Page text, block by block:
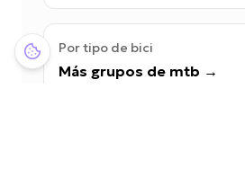
Por tipo de bici
Más grupos de mtb →